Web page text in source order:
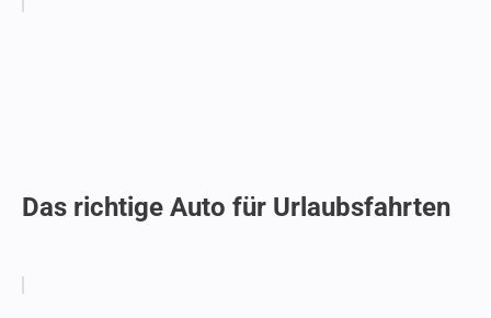
Das richtige Auto für Urlaubsfahrten